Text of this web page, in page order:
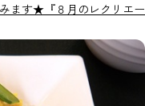
ます★『８月のレクリエー